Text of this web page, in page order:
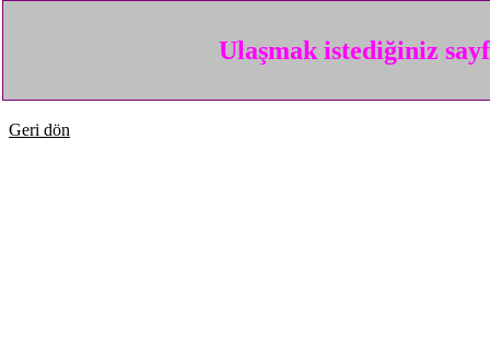
Ulaşmak istediğiniz
Geri dön